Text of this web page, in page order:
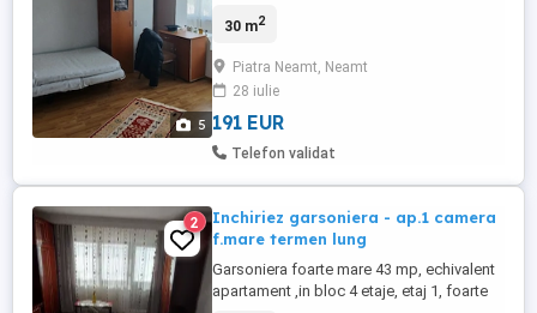
5
mobilata
30 m2
Piatra Neamt, Neamt
28 iulie
191 EUR
Telefon validat
2
Inchiriez garsoniera - ap.1 camera
f.mare termen lung
Garsoniera foarte mare 43 mp, echivalent
apartament ,in bloc 4 etaje, etaj 1, foarte